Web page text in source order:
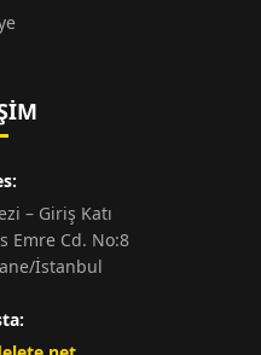
– Giriş Katı
Emre Cd. No:8
İstanbul